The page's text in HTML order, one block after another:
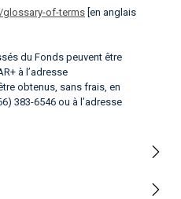
of-terms [en anglais
du Fonds peuvent être
à l’adresse
obtenus, sans frais, en
383-6546 ou à l’adresse